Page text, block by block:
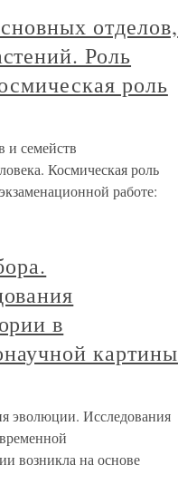
отделов,
Роль
роль
и семейств
Космическая роль
работе:
в
картины
эволюции. Исследования
возникла на основе